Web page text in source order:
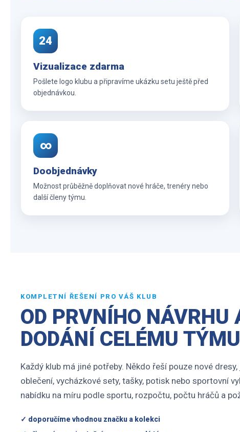
24
Vizualizace zdarma
Pošlete logo klubu a připravíme ukázku setu ještě před
objednávkou.
∞
Doobjednávky
Možnost průběžně doplňovat nové hráče, trenéry nebo
další členy týmu.
KOMPLETNÍ ŘEŠENÍ PRO VÁŠ KLUB
OD PRVNÍHO NÁVRHU
DODÁNÍ CELÉMU TÝMU
Každý klub má jiné potřeby. Někdo řeší pouze nové
oblečení, vycházkové sety, tašky, potisk nebo sportovní
nabídku na míru podle sportu, rozpočtu, počtu hráčů a
✓ doporučíme vhodnou značku a kolekci